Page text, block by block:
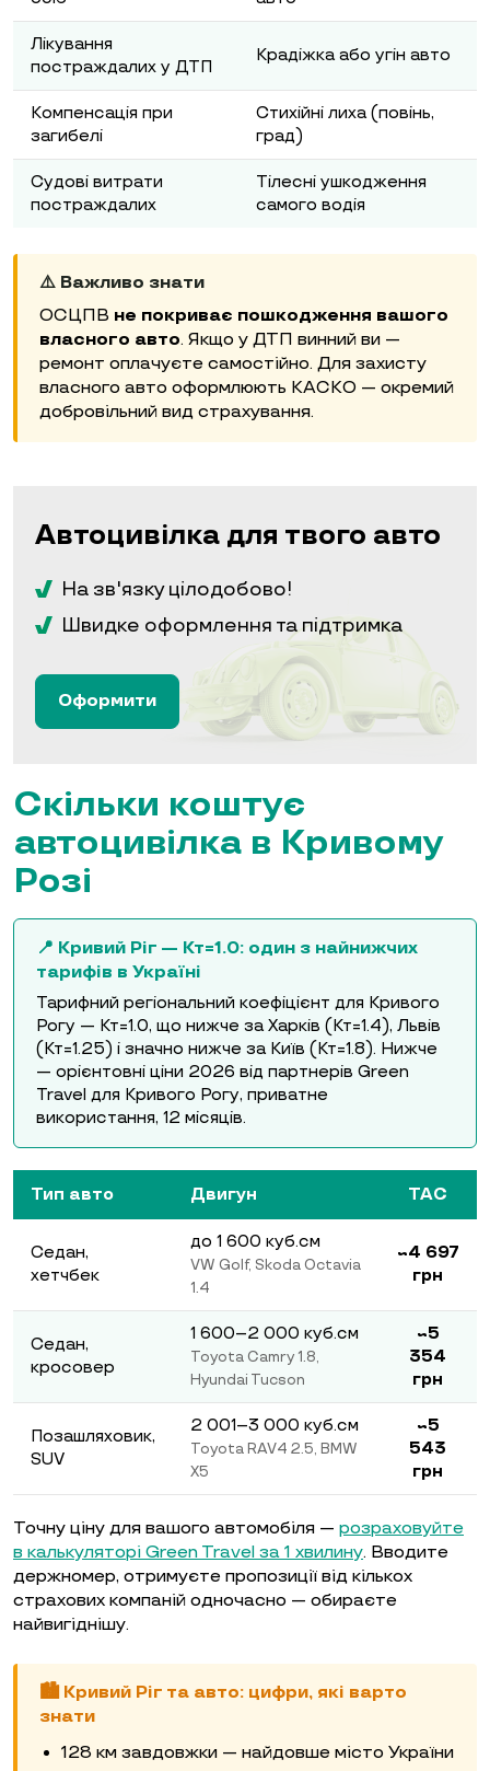
Лікування
постраждалих у ДТП
Крадіжка або угін авто
Компенсація при
загибелі
Стихійні лиха (повінь,
град)
Судові витрати
постраждалих
Тілесні ушкодження
самого водія
⚠️ Важливо знати
ОСЦПВ не покриває пошкодження вашого
власного авто. Якщо у ДТП винний ви —
ремонт оплачуєте самостійно. Для захисту
власного авто оформлюють КАСКО — окремий
добровільний вид страхування.
Автоцивілка для твого авто
На зв'язку цілодобово!
Швидке оформлення та підтримка
Оформити
Скільки коштує
автоцивілка в Кривому
Розі
📍 Кривий Ріг — Кт=1.0: один з найнижчих
тарифів в Україні
Тарифний регіональний коефіцієнт для Кривого
Рогу — Кт=1.0, що нижче за Харків (Кт=1.4), Львів
(Кт=1.25) і значно нижче за Київ (Кт=1.8). Нижче
— орієнтовні ціни 2026 від партнерів Green
Travel для Кривого Рогу, приватне
використання, 12 місяців.
Тип авто Двигун ТАС
Седан,
хетчбек
до 1 600 куб.см
VW Golf, Skoda Octavia
1.4
~4 697
грн
Седан,
кросовер
1 600–2 000 куб.см
Toyota Camry 1.8,
Hyundai Tucson
~5
354
грн
Позашляховик,
SUV
2 001–3 000 куб.см
Toyota RAV4 2.5, BMW
X5
~5
543
грн
Точну ціну для вашого автомобіля — розраховуйте
в калькуляторі Green Travel за 1 хвилину. Вводите
держномер, отримуєте пропозиції від кількох
страхових компаній одночасно — обираєте
найвигіднішу.
🏙️ Кривий Ріг та авто: цифри, які варто
знати
128 км завдовжки — найдовше місто України